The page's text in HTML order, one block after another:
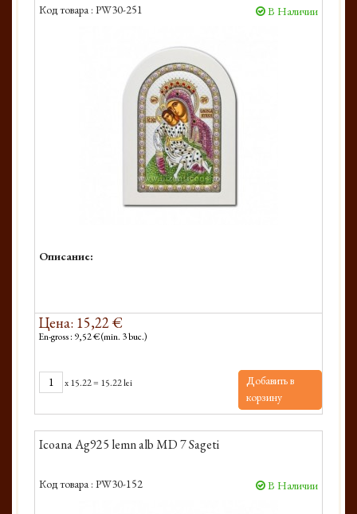
Код товара : PW30-251 В Наличии
Описание:
Цена: 15,22 €
En-gross : 9,52 € (min. 3 buc.)
x15.22= 15.22 lei
Добавить в
корзину
Icoana Ag925 lemn alb MD 7 Sageti
Код товара : PW30-152 В Наличии